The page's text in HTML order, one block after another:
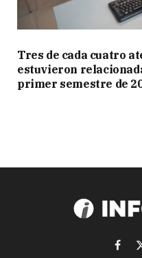
Tres de cada cuatro
estuvieron
primer semestre de